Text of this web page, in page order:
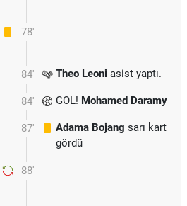
78'
84' Theo Leoni asist yaptı.
84' GOL! Mohamed Daramy
87' Adama Bojang sarı kart
gördü
88'